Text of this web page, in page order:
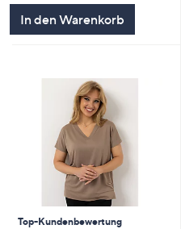
In den Warenkorb
Top-Kundenbewertung